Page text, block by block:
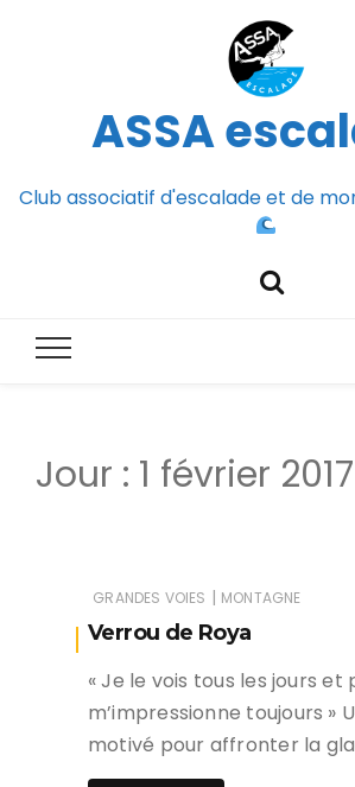
ASSA
Club associatif d'escalade et de
Jour : 1 février 2017
GRANDES VOIES | MONTAGNE
Verrou de Roya
« Je le vois tous les jours et
m’impressionne toujours »
motivé pour affronter la